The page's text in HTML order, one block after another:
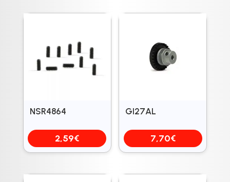
NSR4864
2,59€
GI27AL
7,70€